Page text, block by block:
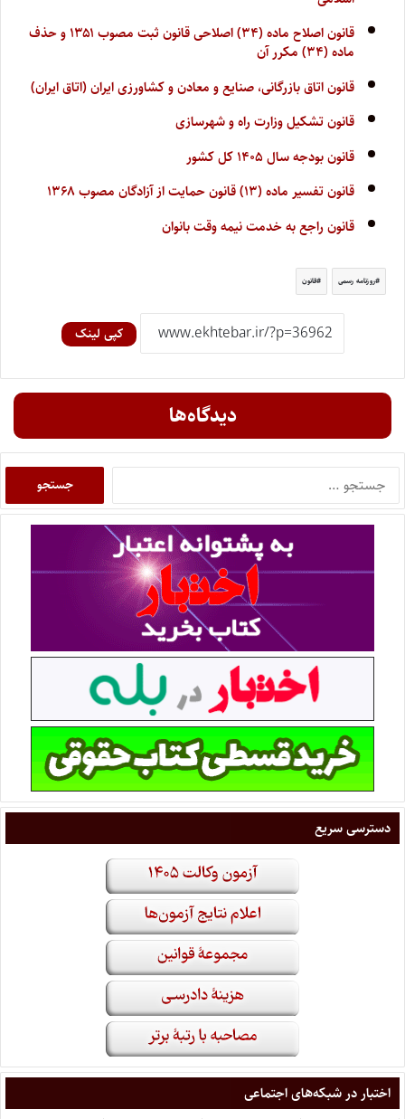
قانون اصلاح ماده (۳۴) اصلاحی قانون ثبت مصوب ۱۳۵۱ و حذف
ماده (۳۴) مکرر آن
قانون اتاق بازرگانی، صنایع و معادن و کشاورزی ایران (اتاق ایران)
قانون تشکیل وزارت راه و شهرسازی
قانون بودجه سال ۱۴۰۵ کل کشور
قانون تفسیر ماده (۱۳) قانون حمایت از آزادگان مصوب ۱۳۶۸
قانون راجع به خدمت نیمه وقت بانوان
روزنامه رسمی قانون
کپی لینک
دیدگاه‌ها
دسترسی سریع
اختبار در شبکه‌های اجتماعی